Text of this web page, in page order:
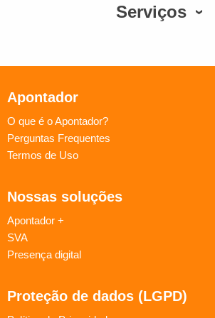
Serviços
Apontador
O que é o Apontador?
Perguntas Frequentes
Termos de Uso
Nossas soluções
Apontador +
SVA
Presença digital
Proteção de dados (LGPD)